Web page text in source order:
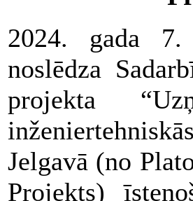
2024. gada 7.
noslēdza
projekta
Jelgavā (no
Projekts)